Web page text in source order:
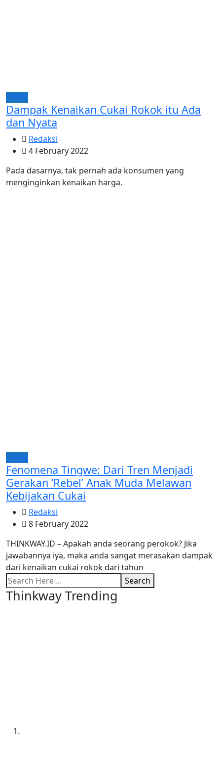
OPINI
Dampak Kenaikan Cukai Rokok itu Ada
dan Nyata
Redaksi
4 February 2022
Pada dasarnya, tak pernah ada konsumen yang
menginginkan kenaikan harga.
OPINI
Fenomena Tingwe: Dari Tren Menjadi
Gerakan ‘Rebel’ Anak Muda Melawan
Kebijakan Cukai
Redaksi
8 February 2022
THINKWAY.ID – Apakah anda seorang perokok? Jika
jawabannya iya, maka anda sangat merasakan dampak
dari kenaikan cukai rokok dari tahun
Search
Thinkway Trending